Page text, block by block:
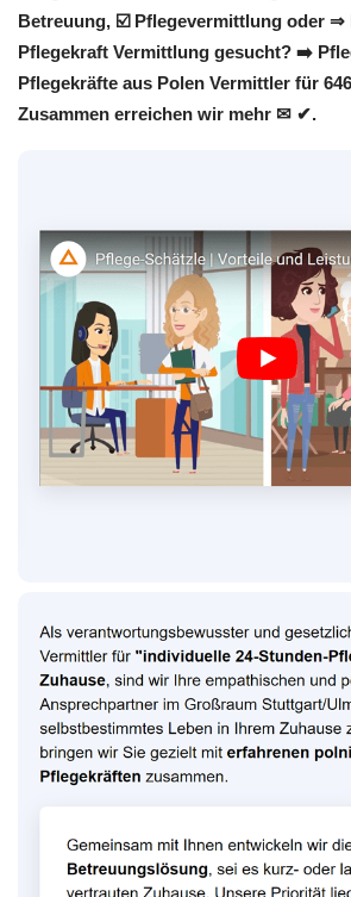
Betreuung, ☑️ Pflegevermittlung oder ⇒
Pflegekraft Vermittlung gesucht? ➡️
Pflegekräfte aus Polen Vermittler für
Zusammen erreichen wir mehr ✉ ✔.